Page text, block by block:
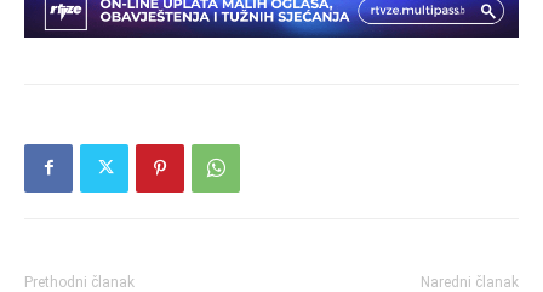
Prethodni članak Naredni članak